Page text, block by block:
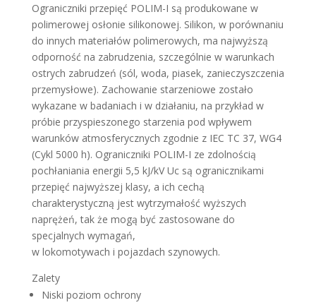
Ograniczniki przepięć POLIM-I są produkowane w
polimerowej osłonie silikonowej. Silikon, w porównaniu
do innych materiałów polimerowych, ma najwyższą
odporność na zabrudzenia, szczególnie w warunkach
ostrych zabrudzeń (sól, woda, piasek, zanieczyszczenia
przemysłowe). Zachowanie starzeniowe zostało
wykazane w badaniach i w działaniu, na przykład w
próbie przyspieszonego starzenia pod wpływem
warunków atmosferycznych zgodnie z IEC TC 37, WG4
(Cykl 5000 h). Ograniczniki POLIM-I ze zdolnością
pochłaniania energii 5,5 kJ/kV Uc są ogranicznikami
przepięć najwyższej klasy, a ich cechą
charakterystyczną jest wytrzymałość wyższych
naprężeń, tak że mogą być zastosowane do
specjalnych wymagań,
w lokomotywach i pojazdach szynowych.
Zalety
Niski poziom ochrony